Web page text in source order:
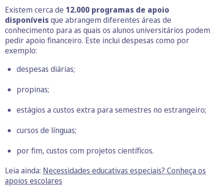
Existem cerca de 12.000 programas de apoio
disponíveisque abrangem diferentes áreas de
conhecimento para as quais os alunos universitários podem
pedir apoio financeiro. Este inclui despesas como por
exemplo:
despesas diárias;
propinas;
estágios a custos extra para semestres no estrangeiro;
cursos de línguas;
por fim, custos com projetos científicos.
Leia ainda: Necessidades educativas especiais? Conheça os
apoios escolares